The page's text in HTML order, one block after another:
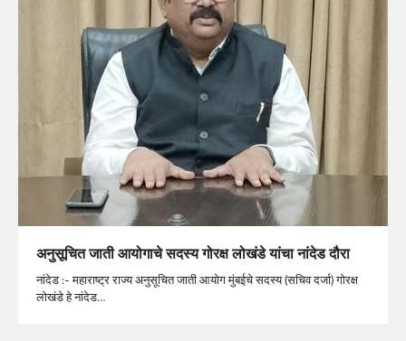
अनुसूचित जाती आयोगाचे सदस्य गोरक्ष लोखंडे यांचा नांदेड दौरा
नांदेड :- महाराष्ट्र राज्य अनुसूचित जाती आयोग मुंबईचे सदस्य (सचिव दर्जा) गोरक्ष
लोखंडे हे नांदेड…